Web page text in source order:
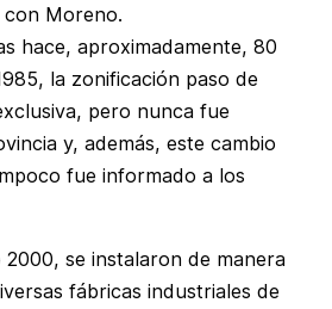
Moreno.
hace, aproximadamente, 80
la zonificación paso de
pero nunca fue
y, además, este cambio
fue informado a los
se instalaron de manera
fábricas industriales de